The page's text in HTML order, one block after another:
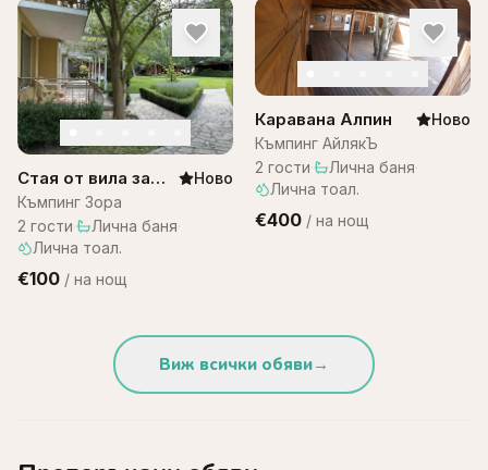
Стая от вила за
двама – къмпинг
Зора
Ново
Къмпинг Зора
2 гости· Лична баня·
Лична тоал.
€100 / на нощ
Каравана Алпин
Ново
Къмпинг АйлякЪ
2 гости· Лична баня·
Лична тоал.
€400 / на нощ
Виж всички обяви→